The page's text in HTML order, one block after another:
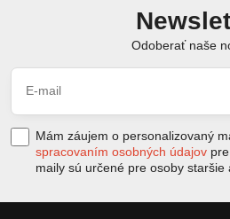
Odoberať naše
Mám záujem o personalizovaný
spracovaním osobných údajov
maily sú určené pre osoby staršie